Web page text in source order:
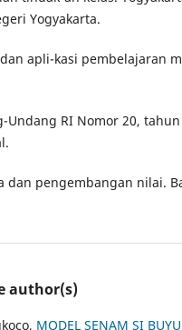
Yogyakarta.
apli-kasi pembelajaran
RI Nomor 20, tahun
dan pengembangan nilai.
author(s)
MODEL SENAM SI